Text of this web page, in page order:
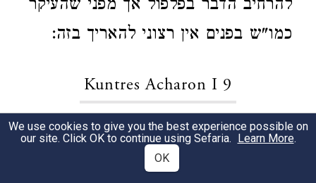
להרחיב הדבר בפלפול אך מפני שהעיקר
כמו"ש בפנים אין רצוני להאריך בזה:
Kuntres Acharon I 9
1
(בפ' ויחי אות א') הביאנו ד' הר"מ ז"ל
באגרת השמד לענין עובד עכו"ם בדיבור
We use cookies to give you the best experience possible on
our site. Click OK to continue using Sefaria. Learn More.
OK